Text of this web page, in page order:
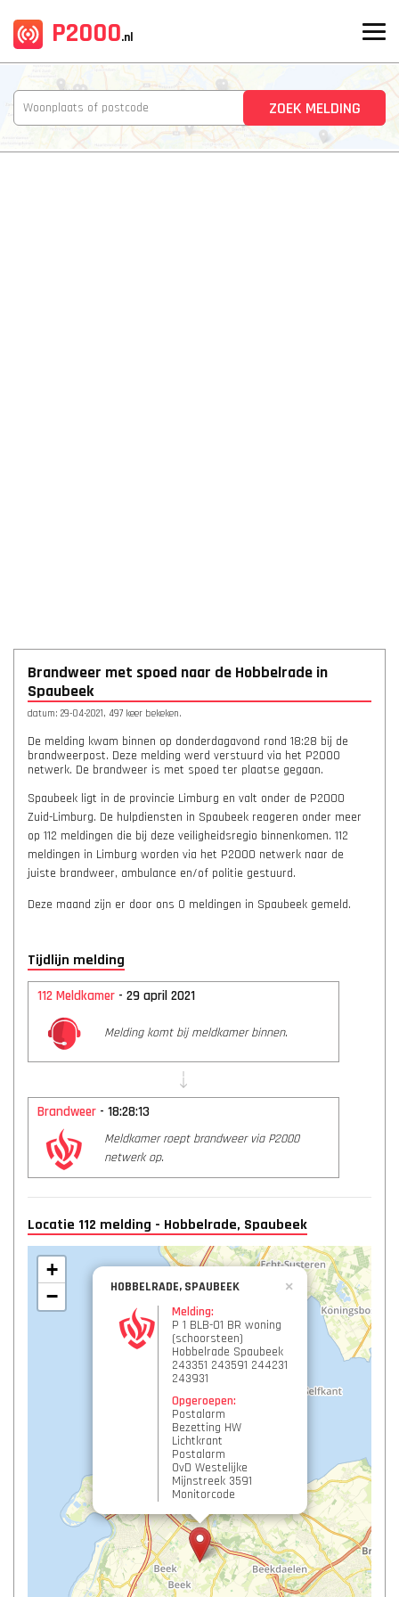
P2000.nl
Brandweer met spoed naar de Hobbelrade in
Spaubeek
datum: 29-04-2021, 497 keer bekeken.
De melding kwam binnen op donderdagavond rond 18:28 bij de
brandweerpost. Deze melding werd verstuurd via het P2000
netwerk. De brandweer is met spoed ter plaatse gegaan.
Spaubeek ligt in de provincie Limburg en valt onder de P2000
Zuid-Limburg. De hulpdiensten in Spaubeek reageren onder meer
op 112 meldingen die bij deze veiligheidsregio binnenkomen. 112
meldingen in Limburg worden via het P2000 netwerk naar de
juiste brandweer, ambulance en/of politie gestuurd.
Deze maand zijn er door ons 0 meldingen in Spaubeek gemeld.
Tijdlijn melding
112 Meldkamer - 29 april 2021
Melding komt bij meldkamer binnen.
Brandweer - 18:28:13
Meldkamer roept brandweer via P2000
netwerk op.
Locatie 112 melding - Hobbelrade, Spaubeek
HOBBELRADE, SPAUBEEK
Melding:
P 1 BLB-01 BR woning
(schoorsteen)
Hobbelrade Spaubeek
243351 243591 244231
243931
Opgeroepen:
Postalarm
Bezetting HW
Lichtkrant
Postalarm
OvD Westelijke
Mijnstreek 3591
Monitorcode
×
+
−